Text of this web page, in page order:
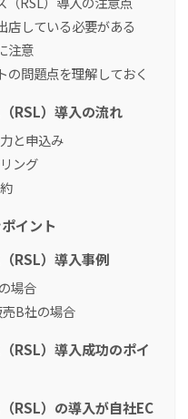
店している必要がある
注意
の問題点を理解しておく
RSL）導入の流れ
と申込み
ング
イント
RSL）導入事例
場合
B社の場合
RSL）導入成功のポイ
RSL）の導入が自社EC